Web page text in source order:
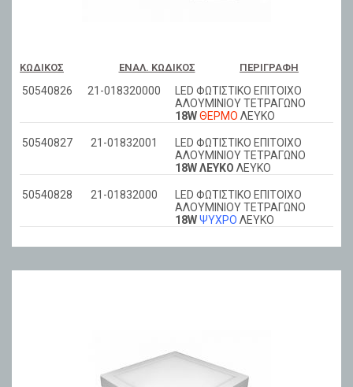
ΚΩΔΙΚΌΣ ΕΝΑΛ. ΚΩΔΙΚΌΣ ΠΕΡΙΓΡΑΦΉ
50540826 21-018320000
LED ΦΩΤΙΣΤΙΚΟ ΕΠΙΤΟΙΧΟ
ΑΛΟΥΜΙΝΙΟΥ ΤΕΤΡΑΓΩΝΟ
18WΘΕΡΜΟ ΛΕΥΚΟ
50540827 21-01832001
LED ΦΩΤΙΣΤΙΚΟ ΕΠΙΤΟΙΧΟ
ΑΛΟΥΜΙΝΙΟΥ ΤΕΤΡΑΓΩΝΟ
18W ΛΕΥΚΟ ΛΕΥΚΟ
50540828 21-01832000
LED ΦΩΤΙΣΤΙΚΟ ΕΠΙΤΟΙΧΟ
ΑΛΟΥΜΙΝΙΟΥ ΤΕΤΡΑΓΩΝΟ
18WΨΥΧΡΟ ΛΕΥΚΟ